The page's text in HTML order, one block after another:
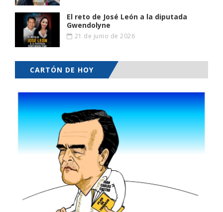
El reto de José León a la diputada
Gwendolyne
21 de junio de 2026
CARTÓN DE HOY